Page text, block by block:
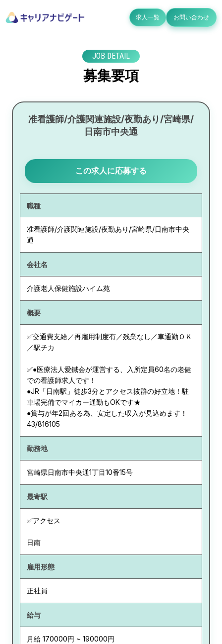
求人一覧 お問い合わせ
JOB DETAIL
募集要項
准看護師/介護関連施設/夜勤あり/宮崎県/
日南市中央通
この求人に応募する
職種
准看護師/介護関連施設/夜勤あり/宮崎県/日南市中央
通
会社名
介護老人保健施設ハイム苑
概要
✅交通費支給／再雇用制度有／残業なし／車通勤ＯＫ
／駅チカ
✅●医療法人愛鍼会が運営する、入所定員60名の老健
での看護師求人です！
●JR「日南駅」徒歩3分とアクセス抜群の好立地！駐
車場完備でマイカー通勤もOKです★
●賞与が年2回ある為、安定した収入が見込めます！
43/816105
勤務地
宮崎県日南市中央通1丁目10番15号
最寄駅
✅アクセス
日南
雇用形態
正社員
給与
月給 170000円 ~ 190000円